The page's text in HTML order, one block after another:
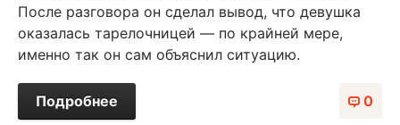
После разговора он сделал вывод, что девушка
оказалась тарелочницей — по крайней мере,
именно так он сам объяснил ситуацию.
0
Подробнее